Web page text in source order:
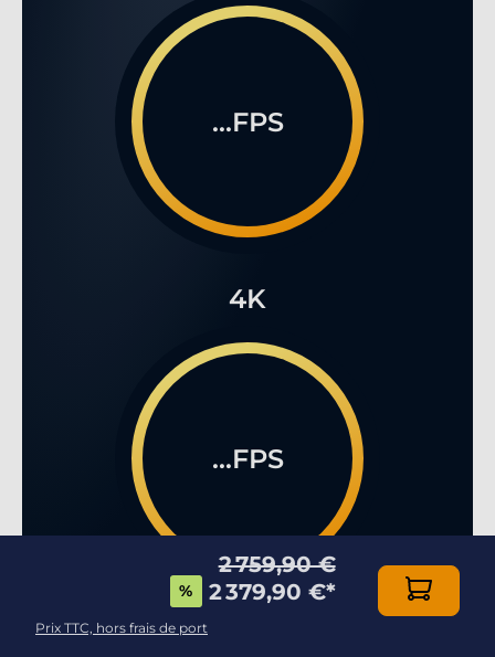
...FPS
4K
...FPS
2 759,90 €
% 2 379,90 €*
Prix TTC, hors frais de port